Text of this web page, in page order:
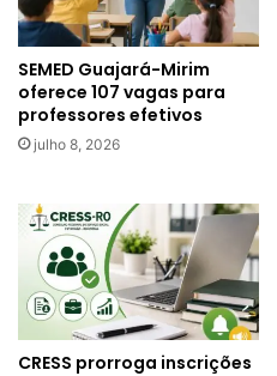
SEMED Guajará-Mirim
oferece 107 vagas para
professores efetivos
julho 8, 2026
CRESS prorroga inscrições